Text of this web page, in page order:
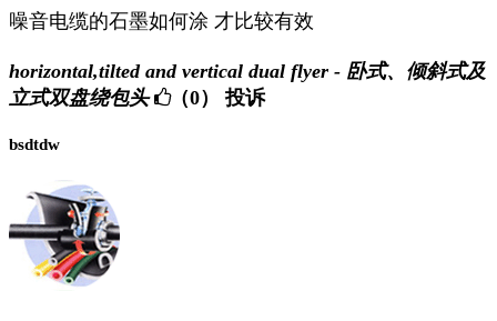
噪音电缆的石墨如何涂 才比较有效
horizontal,tilted and vertical dual flyer - 卧式、倾斜式及
立式双盘绕包头
（0） 投诉
bsdtdw